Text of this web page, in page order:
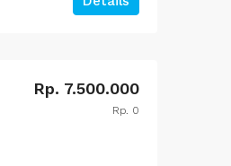
Rp. 7.500.000
Rp. 0